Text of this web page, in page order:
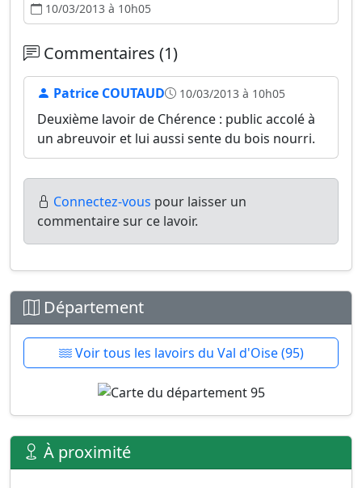
10/03/2013 à 10h05
Commentaires (1)
Patrice COUTAUD 10/03/2013 à 10h05
Deuxième lavoir de Chérence : public accolé à
un abreuvoir et lui aussi sente du bois nourri.
Connectez-vous pour laisser un
commentaire sur ce lavoir.
Département
Voir tous les lavoirs du Val d'Oise (95)
À proximité